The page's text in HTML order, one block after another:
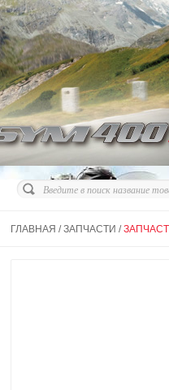
ГЛАВНАЯ / ЗАПЧАСТИ /